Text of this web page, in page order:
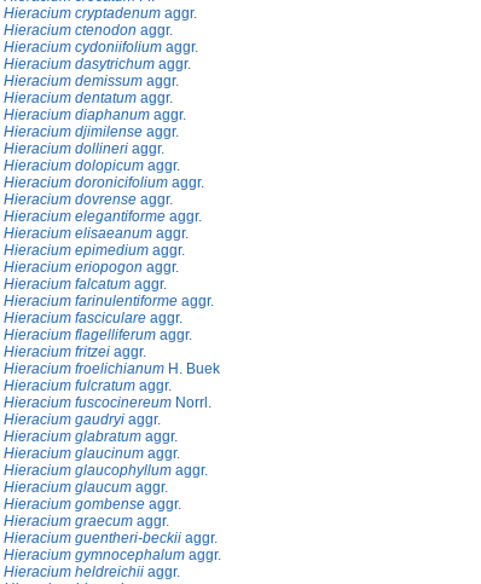
Hieracium cryptadenum aggr.
Hieracium ctenodon aggr.
Hieracium cydoniifolium aggr.
Hieracium dasytrichum aggr.
Hieracium demissum aggr.
Hieracium dentatum aggr.
Hieracium diaphanum aggr.
Hieracium djimilense aggr.
Hieracium dollineri aggr.
Hieracium dolopicum aggr.
Hieracium doronicifolium aggr.
Hieracium dovrense aggr.
Hieracium elegantiforme aggr.
Hieracium elisaeanum aggr.
Hieracium epimedium aggr.
Hieracium eriopogon aggr.
Hieracium falcatum aggr.
Hieracium farinulentiforme aggr.
Hieracium fasciculare aggr.
Hieracium flagelliferum aggr.
Hieracium fritzei aggr.
Hieracium froelichianum H. Buek
Hieracium fulcratum aggr.
Hieracium fuscocinereum Norrl.
Hieracium gaudryi aggr.
Hieracium glabratum aggr.
Hieracium glaucinum aggr.
Hieracium glaucophyllum aggr.
Hieracium glaucum aggr.
Hieracium gombense aggr.
Hieracium graecum aggr.
Hieracium guentheri-beckii aggr.
Hieracium gymnocephalum aggr.
Hieracium heldreichii aggr.